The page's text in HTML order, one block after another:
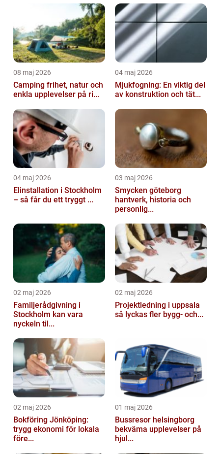
08 maj 2026
Camping frihet, natur och
enkla upplevelser på ri...
04 maj 2026
Mjukfogning: En viktig del
av konstruktion och tät...
04 maj 2026
Elinstallation i Stockholm
– så får du ett tryggt ...
03 maj 2026
Smycken göteborg
hantverk, historia och
personlig...
02 maj 2026
Familjerådgivning i
Stockholm kan vara
nyckeln til...
02 maj 2026
Projektledning i uppsala
så lyckas fler bygg- och...
02 maj 2026
Bokföring Jönköping:
trygg ekonomi för lokala
före...
01 maj 2026
Bussresor helsingborg
bekväma upplevelser på
hjul...